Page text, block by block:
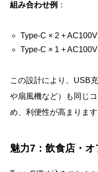
組み合わせ例 ：
Type-C × 2 +
Type-C × 1 +
この設計により、USB
や扇風機など）も同じ
め、利便性が高まります
魅力7：飲食店・